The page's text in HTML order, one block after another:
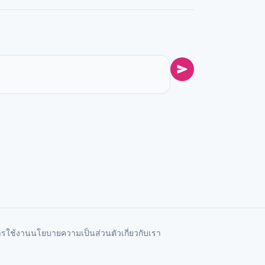
ใช้งานนโยบายความเป็นส่วนตัวเกี่ยวกับเรา